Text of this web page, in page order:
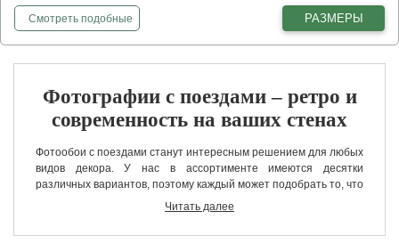
Смотретьфотообои
подобные РАЗМЕРЫ
Фотографии с поездами – ретро и
современность на ваших стенах
Фотообои с поездами станут интересным решением для любых
видов декора. У нас в ассортименте имеются десятки
различных вариантов, поэтому каждый может подобрать то, что
ему понравиться. Поезд более столетия является одним из
станет очень стильным и интересным дополнением к разным
Читать далее